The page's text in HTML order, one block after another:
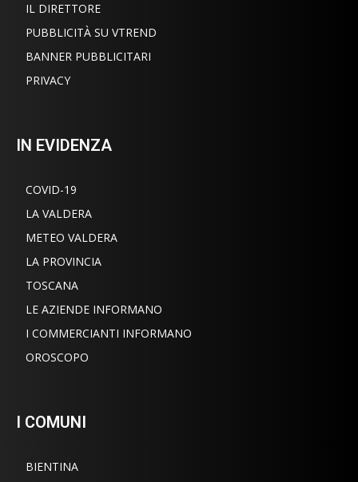
IL DIRETTORE
PUBBLICITÀ SU VTREND
BANNER PUBBLICITARI
PRIVACY
IN EVIDENZA
COVID-19
LA VALDERA
METEO VALDERA
LA PROVINCIA
TOSCANA
LE AZIENDE INFORMANO
I COMMERCIANTI INFORMANO
OROSCOPO
I COMUNI
BIENTINA